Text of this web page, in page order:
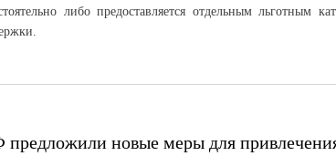
либо предоставляется отдельным льготным
новые меры для привлечения